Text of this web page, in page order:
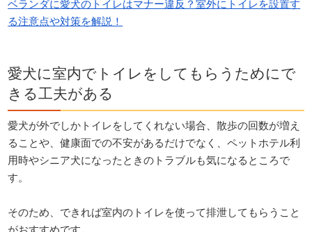
ベランダに愛犬のトイレはマナー違反？室外にトイレを設置す
る注意点や対策を解説！
愛犬に室内でトイレをしてもらうためにで
きる工夫がある
愛犬が外でしかトイレをしてくれない場合、散歩の回数が増え
ることや、健康面での不安があるだけでなく、ペットホテル利
用時やシニア犬になったときのトラブルも気になるところで
す。
そのため、できれば室内のトイレを使って排泄してもらうこと